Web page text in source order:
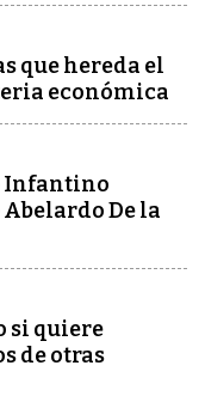
que hereda el
económica
Infantino
De la
si quiere
de otras